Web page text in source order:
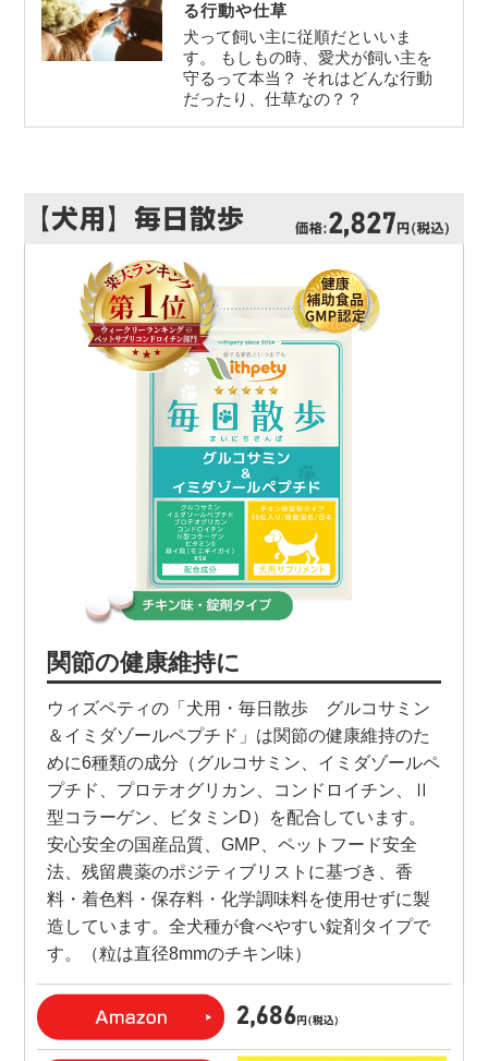
る行動や仕草
犬って飼い主に従順だといいま
す。 もしもの時、愛犬が飼い主を
守るって本当？ それはどんな行動
だったり、仕草なの？？
関節の健康維持に
ウィズペティの「犬用・毎日散歩 グルコサミン
＆イミダゾールペプチド」は関節の健康維持のた
めに6種類の成分（グルコサミン、イミダゾールペ
プチド、プロテオグリカン、コンドロイチン、Ⅱ
型コラーゲン、ビタミンD）を配合しています。
安心安全の国産品質、GMP、ペットフード安全
法、残留農薬のポジティブリストに基づき、香
料・着色料・保存料・化学調味料を使用せずに製
造しています。全犬種が食べやすい錠剤タイプで
す。（粒は直径8mmのチキン味）